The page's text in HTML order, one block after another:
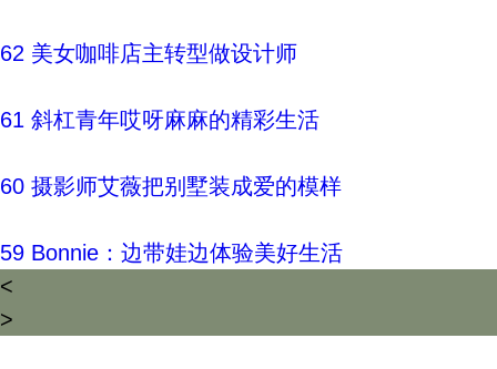
62 美女咖啡店主转型做设计师
61 斜杠青年哎呀麻麻的精彩生活
60 摄影师艾薇把别墅装成爱的模样
59 Bonnie：边带娃边体验美好生活
<
>